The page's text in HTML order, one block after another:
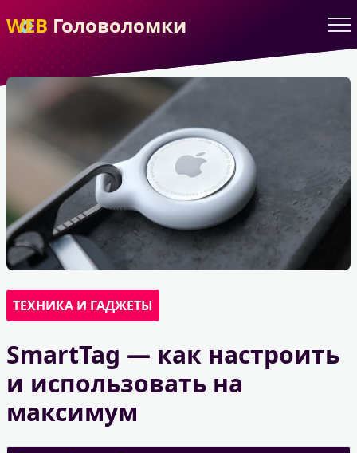
WEBГоловоломки
ТЕХНИКА И ГАДЖЕТЫ
SmartTag — как настроить
и использовать на
максимум